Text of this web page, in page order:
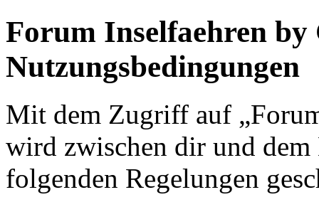
Forum Inselfaehren by
Nutzungsbedingungen
Mit dem Zugriff auf
wird zwischen dir und
folgenden Regelungen